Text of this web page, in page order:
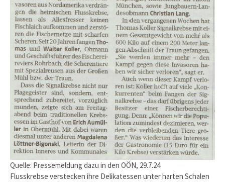
Quelle: Pressemeldung dazu in den OÖN, 29.7.24
Flusskrebse verstecken ihre Delikatessen unter harten Schalen